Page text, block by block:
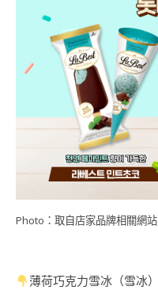
Photo：取自店家品牌相關網站
薄荷巧克力雪冰（雪冰）